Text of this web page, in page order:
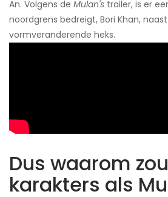
An. Volgens de Mulan's trailer, is er
noordgrens bedreigt, Bori Khan,
vormveranderende heks.
Dus waarom
karakters als